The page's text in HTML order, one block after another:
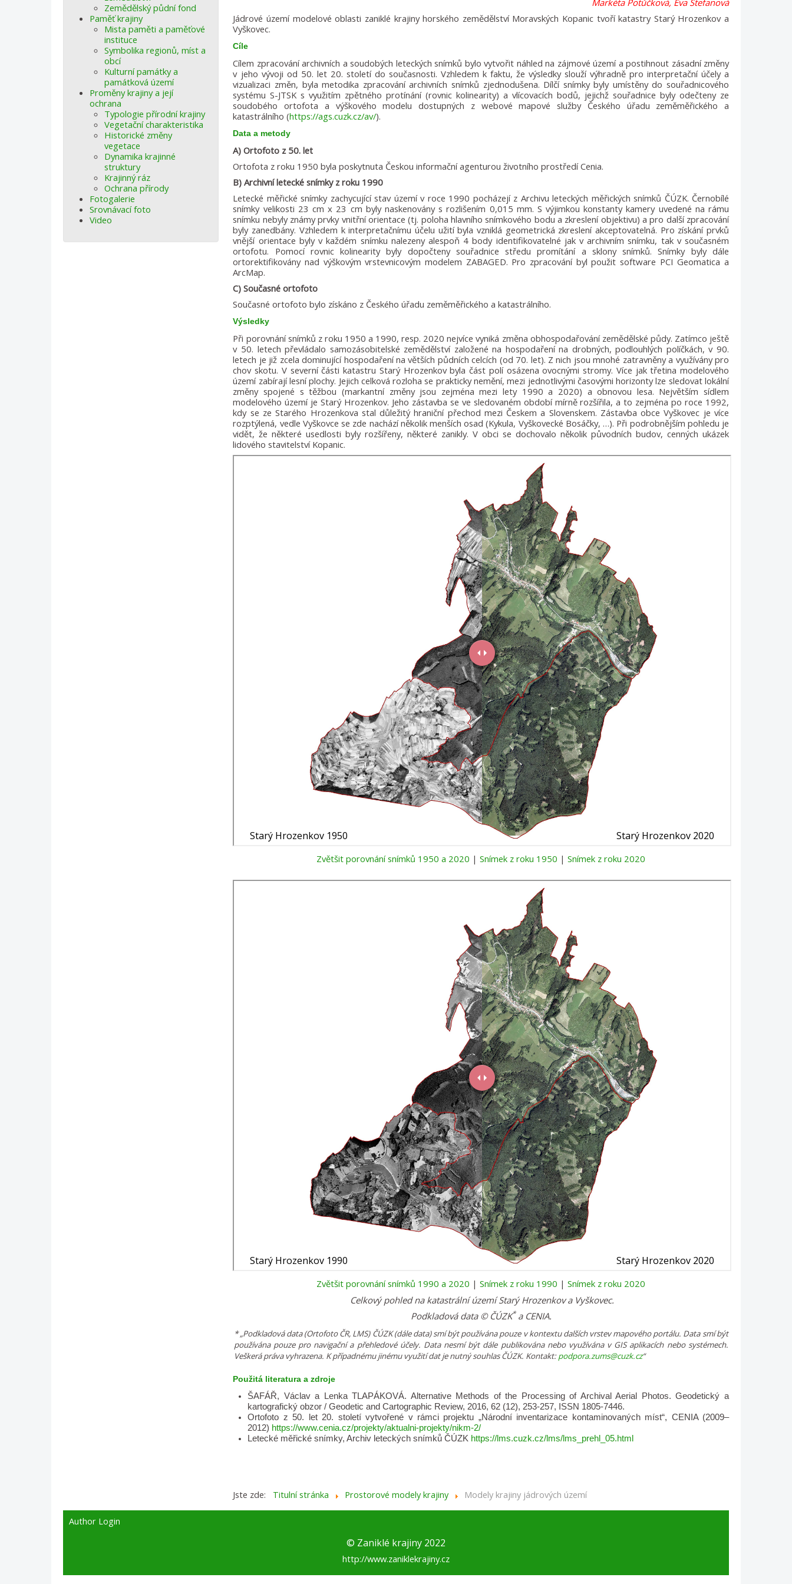
Zemědělský půdní fond
Paměť krajiny
Mista paměti a paměťové
instituce
Symbolika regionů, míst a
obcí
Kulturní památky a
památková území
Proměny krajiny a její
ochrana
Typologie přírodní krajiny
Vegetační charakteristika
Historické změny
vegetace
Dynamika krajinné
struktury
Krajinný ráz
Ochrana přírody
Fotogalerie
Srovnávací foto
Video
Markéta Potůčková, Eva Štefanová
Jádrové území modelové oblasti zaniklé krajiny horského zemědělství Moravských Kopanic tvoří katastry Starý Hrozenkov a
Vyškovec.
Cíle
Cílem zpracování archivních a soudobých leteckých snímků bylo vytvořit náhled na zájmové území a postihnout zásadní změny
v jeho vývoji od 50. let 20. století do současnosti. Vzhledem k faktu, že výsledky slouží výhradně pro interpretační účely a
vizualizaci změn, byla metodika zpracování archivních snímků zjednodušena. Dílčí snímky byly umístěny do souřadnicového
systému S-JTSK s využitím zpětného protínání (rovnic kolinearity) a vlícovacích bodů, jejichž souřadnice byly odečteny ze
soudobého ortofota a výškového modelu dostupných z webové mapové služby Českého úřadu zeměměřického a
katastrálního (https://ags.cuzk.cz/av/).
Data a metody
A) Ortofoto z 50. let
Ortofota z roku 1950 byla poskytnuta Českou informační agenturou životního prostředí Cenia.
B) Archivní letecké snímky z roku 1990
Letecké měřické snímky zachycující stav území v roce 1990 pocházejí z Archivu leteckých měřických snímků ČÚZK. Černobílé
snímky velikosti 23 cm x 23 cm byly naskenovány s rozlišením 0,015 mm. S výjimkou konstanty kamery uvedené na rámu
snímku nebyly známy prvky vnitřní orientace (tj. poloha hlavního snímkového bodu a zkreslení objektivu) a pro další zpracování
byly zanedbány. Vzhledem k interpretačnímu účelu užití byla vzniklá geometrická zkreslení akceptovatelná. Pro získání prvků
vnější orientace byly v každém snímku nalezeny alespoň 4 body identifikovatelné jak v archivním snímku, tak v současném
ortofotu. Pomocí rovnic kolinearity byly dopočteny souřadnice středu promítání a sklony snímků. Snímky byly dále
ortorektifikovány nad výškovým vrstevnicovým modelem ZABAGED. Pro zpracování byl použit software PCI Geomatica a
ArcMap.
C) Současné ortofoto
Současné ortofoto bylo získáno z Českého úřadu zeměměřického a katastrálního.
Výsledky
Při porovnání snímků z roku 1950 a 1990, resp. 2020 nejvíce vyniká změna obhospodařování zemědělské půdy. Zatímco ještě
v 50. letech převládalo samozásobitelské zemědělství založené na hospodaření na drobných, podlouhlých políčkách, v 90.
letech je již zcela dominující hospodaření na větších půdních celcích (od 70. let). Z nich jsou mnohé zatravněny a využívány pro
chov skotu. V severní části katastru Starý Hrozenkov byla část polí osázena ovocnými stromy. Více jak třetina modelového
území zabírají lesní plochy. Jejich celková rozloha se prakticky nemění, mezi jednotlivými časovými horizonty lze sledovat lokální
změny spojené s těžbou (markantní změny jsou zejména mezi lety 1990 a 2020) a obnovou lesa. Největším sídlem
modelového území je Starý Hrozenkov. Jeho zástavba se ve sledovaném období mírně rozšířila, a to zejména po roce 1992,
kdy se ze Starého Hrozenkova stal důležitý hraniční přechod mezi Českem a Slovenskem. Zástavba obce Vyškovec je více
rozptýlená, vedle Vyškovce se zde nachází několik menších osad (Kykula, Vyškovecké Bosáčky, …). Při podrobnějším pohledu je
vidět, že některé usedlosti byly rozšířeny, některé zanikly. V obci se dochovalo několik původních budov, cenných ukázek
lidového stavitelství Kopanic.
Zvětšit porovnání snímků 1950 a 2020 |Snímek z roku 1950 |Snímek z roku 2020
Zvětšit porovnání snímků 1990 a 2020 |Snímek z roku 1990 |Snímek z roku 2020
Celkový pohled na katastrální územíStarý Hrozenkov a Vyškovec.
Podkladová data © ČÚZK*a CENIA.
* „Podkladová data (Ortofoto ČR, LMS) ČÚZK (dále data) smí být používána pouze v kontextu dalších vrstev mapového portálu. Data smí být
používána pouze pro navigační a přehledové účely. Data nesmí být dále publikována nebo využívána v GIS aplikacích nebo systémech.
Veškerá práva vyhrazena. K případnému jinému využití dat je nutný souhlas ČÚZK. Kontakt: podpora.zums@cuzk.cz“
Použitá literatura a zdroje
ŠAFÁŘ, Václav a Lenka TLAPÁKOVÁ. Alternative Methods of the Processing of Archival Aerial Photos. Geodetický a
kartografický obzor / Geodetic and Cartographic Review, 2016, 62 (12), 253-257, ISSN 1805-7446.
Ortofoto z 50. let 20. století vytvořené v rámci projektu „Národní inventarizace kontaminovaných míst“, CENIA (2009–
2012) https://www.cenia.cz/projekty/aktualni-projekty/nikm-2/
Letecké měřické snímky, Archiv leteckých snímků ČÚZK https://lms.cuzk.cz/lms/lms_prehl_05.html
Jste zde: Titulní stránka Prostorové modely krajiny Modely krajiny jádrových území
Author Login
© Zaniklé krajiny 2022
http://www.zaniklekrajiny.cz